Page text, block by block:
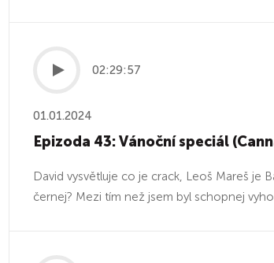
02:29:57
01.01.2024
Epizoda 43: Vánoční speciál
David vysvětluje co je crack, Leoš Mareš je
černej? Mezi tím než jsem byl schopnej